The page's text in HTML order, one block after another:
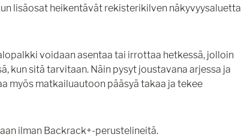
lisäosat heikentävät rekisterikilven näkyvyysaluetta
voidaan asentaa tai irrottaa hetkessä, jolloin
kun sitä tarvitaan. Näin pysyt joustavana arjessa ja
myös matkailuautoon pääsyä takaa ja tekee
ilman Backrack+-perustelineitä.